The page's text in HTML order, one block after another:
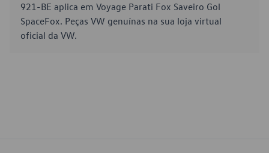
921-BE aplica em Voyage Parati Fox Saveiro Gol
SpaceFox. Peças VW genuínas na sua loja virtual
oficial da VW.